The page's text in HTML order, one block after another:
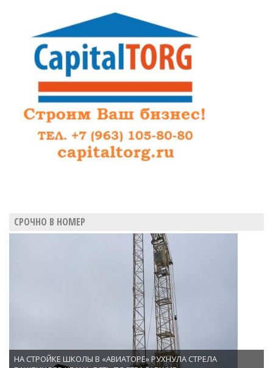
мэров
за
финансовые
нарушения
СРОЧНО В НОМЕР
НА СТРОЙКЕ ШКОЛЫ В «АВИАТОРЕ» РУХНУЛА СТРЕЛА